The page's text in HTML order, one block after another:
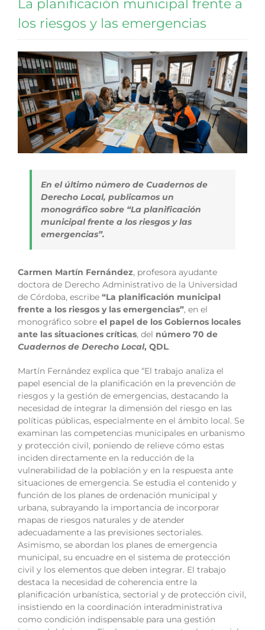
La planificación municipal frente a
los riesgos y las emergencias
En el último número de Cuadernos de
Derecho Local, publicamos un
monográfico sobre “La planificación
municipal frente a los riesgos y las
emergencias”.
Carmen Martín Fernández, profesora ayudante
doctora de Derecho Administrativo de la Universidad
de Córdoba, escribe “La planificación municipal
frente a los riesgos y las emergencias”, en el
monográfico sobre el papel de los Gobiernos locales
ante las situaciones críticas, del número 70 de
Cuadernos de Derecho Local, QDL.
Martín Fernández explica que “El trabajo analiza el
papel esencial de la planificación en la prevención de
riesgos y la gestión de emergencias, destacando la
necesidad de integrar la dimensión del riesgo en las
políticas públicas, especialmente en el ámbito local. Se
examinan las competencias municipales en urbanismo
y protección civil, poniendo de relieve cómo estas
inciden directamente en la reducción de la
vulnerabilidad de la población y en la respuesta ante
situaciones de emergencia. Se estudia el contenido y
función de los planes de ordenación municipal y
urbana, subrayando la importancia de incorporar
mapas de riesgos naturales y de atender
adecuadamente a las previsiones sectoriales.
Asimismo, se abordan los planes de emergencia
municipal, su encuadre en el sistema de protección
civil y los elementos que deben integrar. El trabajo
destaca la necesidad de coherencia entre la
planificación urbanística, sectorial y de protección civil,
insistiendo en la coordinación interadministrativa
como condición indispensable para una gestión